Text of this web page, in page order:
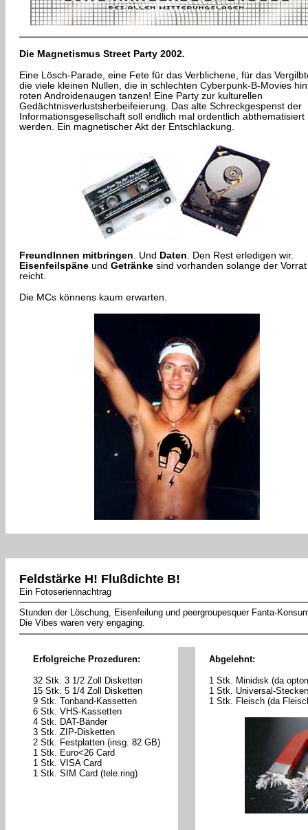
Die Magnetismus Street Party 2002.
Eine Lösch-Parade, eine Fete für das Verblichene, für das
die viele kleinen Nullen, die in schlechten Cyberpunk-B-Movies
roten Androidenaugen tanzen! Eine Party zur kulturellen
Gedächtnisverlustsherbeifeierung. Das alte Schreckgespenst der
Informationsgesellschaft soll endlich mal ordentlich abthematisiert
werden. Ein magnetischer Akt der Entschlackung.
FreundInnen mitbringen. Und Daten. Den Rest erledigen wir.
Eisenfeilspäne und Getränke sind vorhanden solange der Vorrat
reicht.
Die MCs könnens kaum erwarten.
Feldstärke H! Flußdichte B!
Ein Fotoseriennachtrag
Stunden der Löschung, Eisenfeilung und peergroupesquer Fanta-
Die Vibes waren very engaging.
Erfolgreiche Prozeduren:
32 Stk. 3 1/2 Zoll Disketten
15 Stk. 5 1/4 Zoll Disketten
9 Stk. Tonband-Kassetten
6 Stk. VHS-Kassetten
4 Stk. DAT-Bänder
3 Stk. ZIP-Disketten
2 Stk. Festplatten (insg. 82 GB)
1 Stk. Euro<26 Card
1 Stk. VISA Card
1 Stk. SIM Card (tele.ring)
Abgelehnt:
1 Stk. Minidisk (da
1 Stk. Universal-
1 Stk. Fleisch (da